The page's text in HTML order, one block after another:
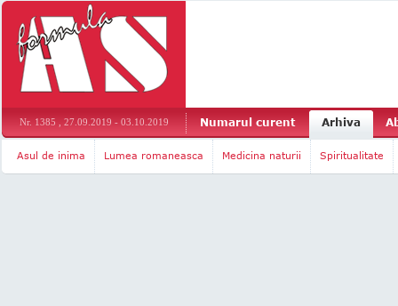
Nr. 1385 , 27.09.2019 - 03.10.2019 Numarul curent Arhiva
Asul de inima Lumea romaneasca Medicina naturii Spiritualitate